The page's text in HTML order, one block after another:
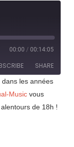
00:00 / 00:14:05
SHARE
dans les années
Musicvous
de 18h !